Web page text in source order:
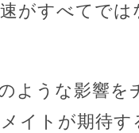
がすべてでは
ような影響
イトが期待す